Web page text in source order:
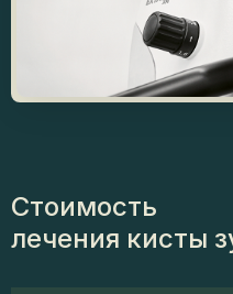
Стоимость
лечения кисты